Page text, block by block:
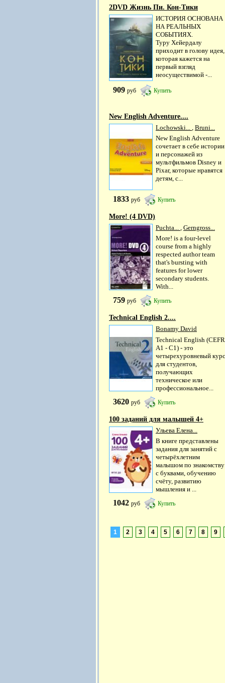
2DVD Жизнь Пи. Кон-Тики
ИСТОРИЯ ОСНОВАНА
НА РЕАЛЬНЫХ
СОБЫТИЯХ.
Туру Хейердалу
приходит в голову идея,
которая кажется на
первый взгляд
неосуществимой -...
909 руб Купить
New English Adventure....
Lochowski... , Bruni...
New English Adventure
сочетает в себе истории
и персонажей из
мультфильмов Disney и
Pixar, которые нравятся
детям, с...
1833 руб Купить
More! (4 DVD)
Puchta... , Gerngross...
More! is a four-level
course from a highly
respected author team
that's bursting with
features for lower
secondary students.
With...
759 руб Купить
Technical English 2....
Bonamy David
Technical English (CEFR
A1 - C1) - это
четырехуровневый курс
для студентов,
получающих
техническое или
профессиональное...
3620 руб Купить
100 заданий для малышей 4+
Ульева Елена...
В книге представлены
задания для занятий с
четырёхлетним
малышом по знакомству
с буквами, обучению
счёту, развитию
мышления и ...
1042 руб Купить
1 2 3 4 5 6 7 8 9